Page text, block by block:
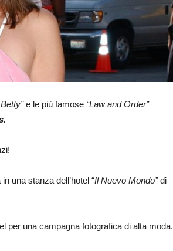
e le più famose “Law and Order”
una stanza dell’hotel “Il Nuevo Mondo”di
per una campagna fotografica di alta moda.